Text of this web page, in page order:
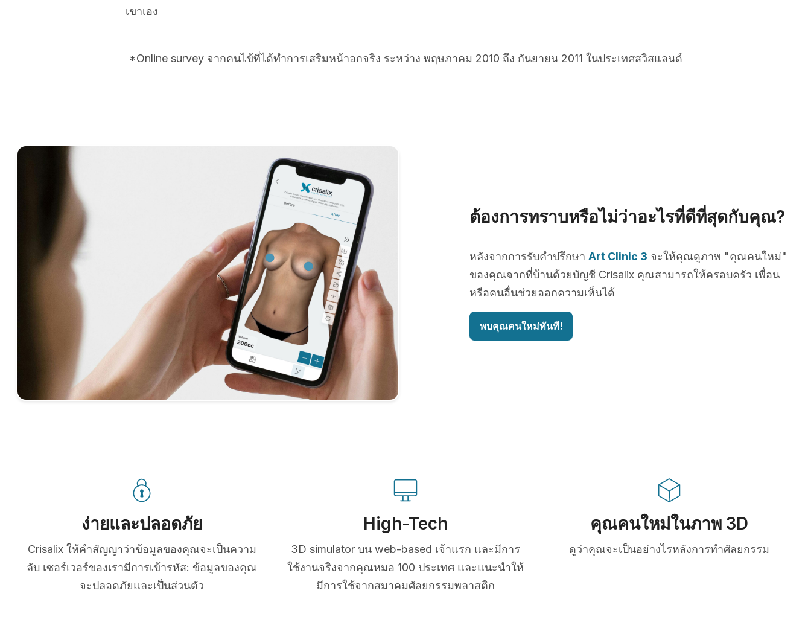
เขาเอง
*Online survey จากคนไข้ที่ได้ทำการเสริมหน้าอกจริง ระหว่าง พฤษภาคม 2010 ถึง กันยายน 2011 ในประเทศสวิสแลนด์
ต้องการทราบหรือไม่ว่าอะไรที่ดีที่สุดกับคุณ?
หลังจากการรับคำปรึกษา Art Clinic 3 จะให้คุณดูภาพ "คุณคนใหม่"
ของคุณจากที่บ้านด้วยบัญชี Crisalix คุณสามารถให้ครอบครัว เพื่อน
หรือคนอื่นช่วยออกความเห็นได้
พบคุณคนใหม่ทันที!
ง่ายและปลอดภัย
Crisalix ให้คำสัญญาว่าข้อมูลของคุณจะเป็นความ
ลับ เซอร์เวอร์ของเรามีการเข้ารหัส: ข้อมูลของคุณ
จะปลอดภัยและเป็นส่วนตัว
High-Tech
3D simulator บน web-based เจ้าแรก และมีการ
ใช้งานจริงจากคุณหมอ 100 ประเทศ และแนะนำให้
มีการใช้จากสมาคมศัลยกรรมพลาสติก
คุณคนใหม่ในภาพ 3D
ดูว่าคุณจะเป็นอย่างไรหลังการทำศัลยกรรม